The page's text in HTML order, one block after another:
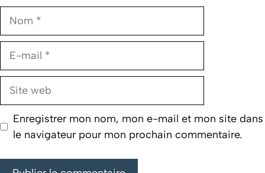
Nom
E-
Site
Enregistrer mon nom, mon e-mail et mon site dans
le navigateur pour mon prochain commentaire.